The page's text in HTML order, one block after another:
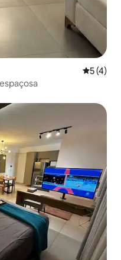
5 de
5 (4)